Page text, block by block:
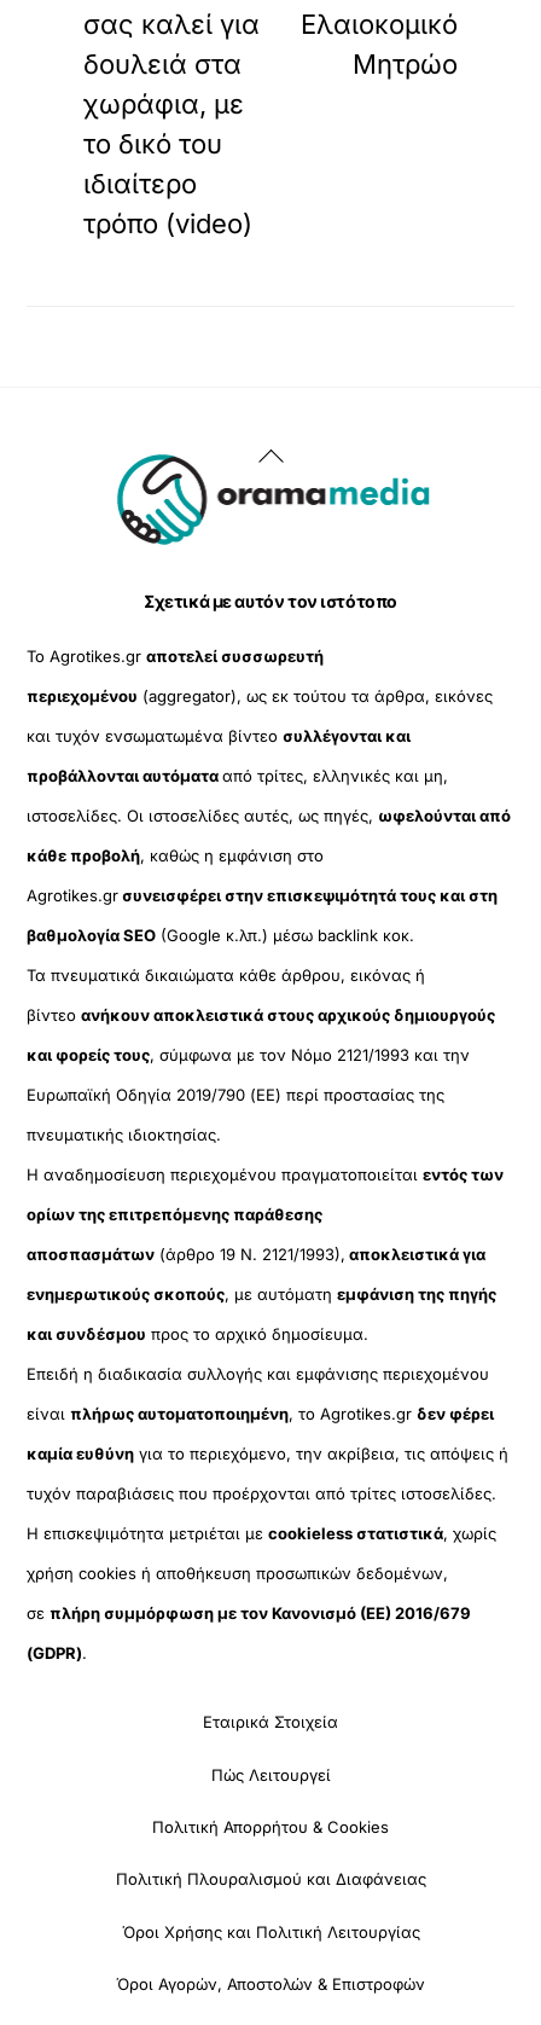
σας καλεί για
δουλειά στα
χωράφια, με
το δικό του
ιδιαίτερο
τρόπο (video)
Ελαιοκομικό
Μητρώο
Back
To
Σχετικά με αυτόν τον ιστότοπο
Το Agrotikes.grαποτελεί συσσωρευτή
περιεχομένου (aggregator), ως εκ τούτου τα άρθρα, εικόνες
και τυχόν ενσωματωμένα βίντεοσυλλέγονται και
προβάλλονται αυτόματααπό τρίτες, ελληνικές και μη,
ιστοσελίδες. Οι ιστοσελίδες αυτές, ως πηγές, ωφελούνται από
κάθε προβολή, καθώς η εμφάνιση στο
Agrotikes.grσυνεισφέρει στην επισκεψιμότητά τους και στη
βαθμολογία SEO (Google κ.λπ.) μέσω backlink κοκ.
Τα πνευματικά δικαιώματα κάθε άρθρου, εικόνας ή
βίντεοανήκουν αποκλειστικά στους αρχικούς δημιουργούς
και φορείς τους, σύμφωνα με τον Νόμο 2121/1993 και την
Ευρωπαϊκή Οδηγία 2019/790 (ΕΕ) περί προστασίας της
πνευματικής ιδιοκτησίας.
Η αναδημοσίευση περιεχομένου πραγματοποιείταιεντός των
ορίων της επιτρεπόμενης παράθεσης
αποσπασμάτων (άρθρο 19 Ν. 2121/1993), αποκλειστικά για
ενημερωτικούς σκοπούς, με αυτόματηεμφάνιση της πηγής
και συνδέσμου προς το αρχικό δημοσίευμα.
Επειδή η διαδικασία συλλογής και εμφάνισης περιεχομένου
είναιπλήρως αυτοματοποιημένη, το Agrotikes.gr δεν φέρει
καμία ευθύνη για το περιεχόμενο, την ακρίβεια, τις απόψεις ή
τυχόν παραβιάσεις που προέρχονται από τρίτες ιστοσελίδες.
Η επισκεψιμότητα μετριέται μεcookieless στατιστικά, χωρίς
χρήση cookies ή αποθήκευση προσωπικών δεδομένων,
σεπλήρη συμμόρφωση με τον Κανονισμό (ΕΕ) 2016/679
(GDPR).
Εταιρικά Στοιχεία
Πώς Λειτουργεί
Πολιτική Απορρήτου & Cookies
Πολιτική Πλουραλισμού και Διαφάνειας
Όροι Χρήσης και Πολιτική Λειτουργίας
Όροι Αγορών, Αποστολών & Επιστροφών